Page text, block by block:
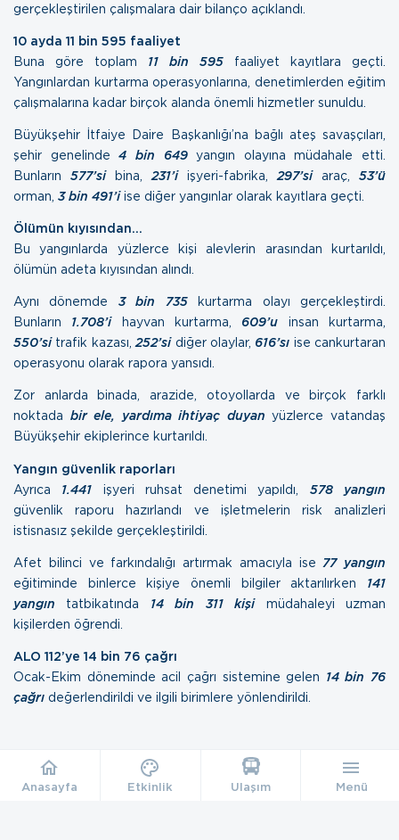
gerçekleştirilen çalışmalara dair bilanço açıklandı.
10 ayda 11 bin 595 faaliyet
Buna göre toplam 11 bin 595 faaliyet kayıtlara geçti.
Yangınlardan kurtarma operasyonlarına, denetimlerden eğitim
çalışmalarına kadar birçok alanda önemli hizmetler sunuldu.
Büyükşehir İtfaiye Daire Başkanlığı’na bağlı ateş savaşçıları,
şehir genelinde4 bin 649yangın olayına müdahale etti.
Bunların 577’sibina, 231’iişyeri-fabrika, 297’siaraç, 53’ü
orman, 3 bin 491’iise diğer yangınlar olarak kayıtlara geçti.
Ölümün kıyısından…
Bu yangınlarda yüzlerce kişi alevlerin arasından kurtarıldı,
ölümün adeta kıyısından alındı.
Aynı dönemde 3 bin 735
kurtarma olayı gerçekleştirdi.
Bunların 1.708’ihayvan kurtarma, 609’u insan kurtarma,
550’si trafik kazası,252’si diğer olaylar, 616’sı ise cankurtaran
operasyonu olarak rapora yansıdı.
Zor anlarda binada, arazide, otoyollarda ve birçok farklı
noktada bir ele, yardıma ihtiyaç duyanyüzlerce vatandaş
Büyükşehir ekiplerince kurtarıldı.
Yangın güvenlik raporları
Ayrıca 1.441 işyeri ruhsat denetimi yapıldı, 578 yangın
güvenlik raporu hazırlandı ve işletmelerin risk analizleri
istisnasız şekilde gerçekleştirildi.
Afet bilinci ve farkındalığı artırmak amacıyla ise 77 yangın
eğitiminde binlerce kişiye önemli bilgiler aktarılırken 141
yangın tatbikatında 14 bin 311 kişimüdahaleyi uzman
kişilerden öğrendi.
ALO 112’ye 14 bin 76 çağrı
Ocak-Ekim döneminde acil çağrı sistemine gelen 14 bin 76
çağrı değerlendirildi ve ilgili birimlere yönlendirildi.
Anasayfa Etkinlik Ulaşım Menü